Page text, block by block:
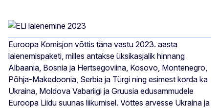
Euroopa Komisjon võttis täna vastu 2023. aasta
laienemispaketi, milles antakse üksikasjalik hinnang
Albaania, Bosnia ja Hertsegoviina, Kosovo, Montenegro,
Põhja-Makedoonia, Serbia ja Türgi ning esimest korda ka
Ukraina, Moldova Vabariigi ja Gruusia edusammudele
Euroopa Liidu suunas liikumisel. Võttes arvesse Ukraina ja